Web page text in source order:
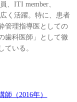
、ITI member、
く活躍。特に、患者
管理指導医としての
歯科医師」として徹
ている。
（2016年）